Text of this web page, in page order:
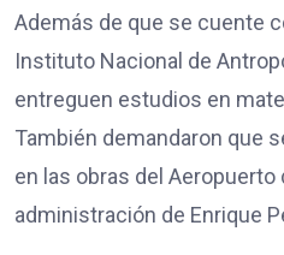
Además de que se cuente
Instituto Nacional de
entreguen estudios en
También demandaron que
en las obras del
administración de Enrique